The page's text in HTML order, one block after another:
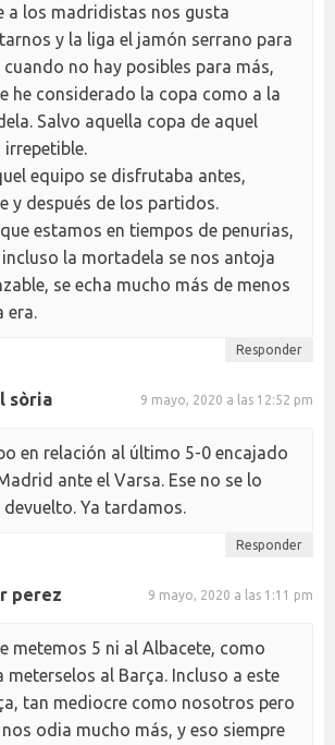
a los madridistas nos gusta
y la liga el jamón serrano para
cuando no hay posibles para más,
he considerado la copa como a la
Salvo aquella copa de aquel
equipo se disfrutaba antes,
y después de los partidos.
estamos en tiempos de penurias,
la mortadela se nos antoja
se echa mucho más de menos
era.
Responder
sòria 9 mayo, 2020 a las 12:52 pm
en relación al último 5-0 encajado
ante el Varsa. Ese no se lo
devuelto. Ya tardamos.
Responder
perez 9 mayo, 2020 a las 1:11 pm
metemos 5 ni al Albacete, como
meterselos al Barça. Incluso a este
tan mediocre como nosotros pero
nos odia mucho más, y eso siempre